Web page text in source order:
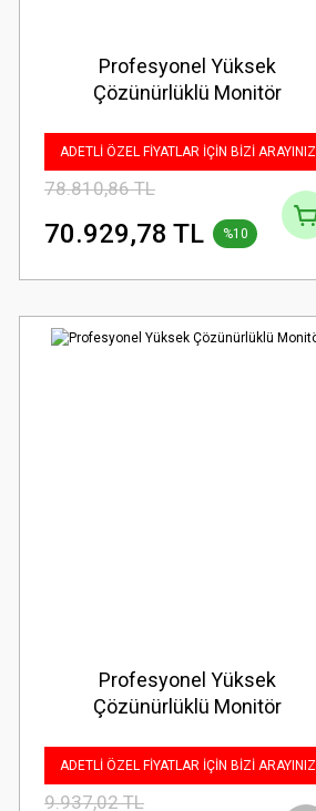
Profesyonel Yüksek
Çözünürlüklü Monitör
ADETLİ ÖZEL FİYATLAR İÇİN BİZİ ARAYINIZ
78.810,86 TL
70.929,78 TL %10
Profesyonel Yüksek
Çözünürlüklü Monitör
ADETLİ ÖZEL FİYATLAR İÇİN BİZİ ARAYINIZ
9.937,02 TL